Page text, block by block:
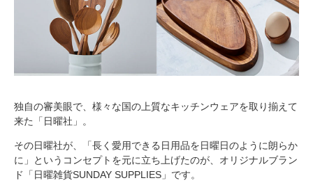
独自の審美眼で、様々な国の上質なキッチンウェアを取り揃えて
来た「日曜社」。
その日曜社が、「長く愛用できる日用品を日曜日のように朗らか
に」というコンセプトを元に立ち上げたのが、オリジナルブラン
ド「日曜雑貨SUNDAY SUPPLIES」です。